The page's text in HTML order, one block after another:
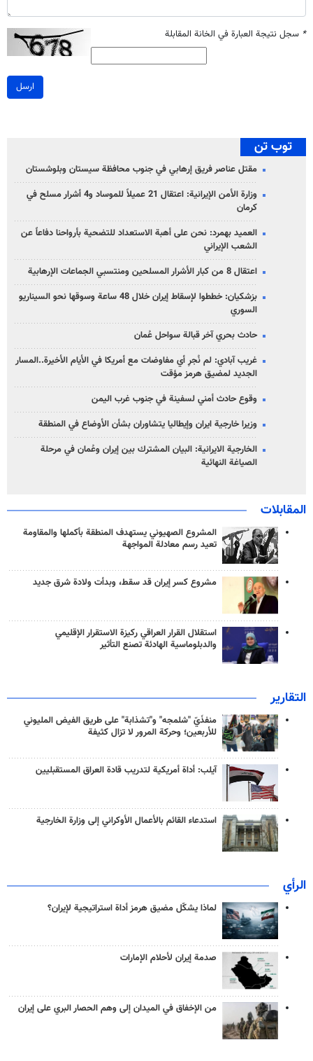
* سجل نتيجة العبارة في الخانة المقابلة
ارسل
توب تن
مقتل عناصر فريق إرهابي في جنوب محافظة سيستان وبلوشستان
وزارة الأمن الإيرانية: اعتقال 21 عميلاً للموساد و4 أشرار مسلح في
كرمان
العميد بهمرد: نحن على أهبة الاستعداد للتضحية بأرواحنا دفاعاً عن
الشعب الإيراني
اعتقال 8 من كبار الأشرار المسلحين ومنتسبي الجماعات الإرهابية
بزشكيان: خططوا لإسقاط إيران خلال 48 ساعة وسوقها نحو السيناريو
السوري
حادث بحري آخر قبالة سواحل عُمان
غريب آبادي: لم نُجرِ أي مفاوضات مع أمريكا في الأيام الأخيرة..المسار
الجديد لمضيق هرمز مؤقت
وقوع حادث أمني لسفينة في جنوب غرب اليمن
وزيرا خارجية ايران وإيطاليا يتشاوران بشأن الأوضاع في المنطقة
الخارجية الايرانية: البيان المشترك بين إيران وعُمان في مرحلة
الصياغة النهائية
المقابلات
المشروع الصهيوني يستهدف المنطقة بأكملها والمقاومة
تعيد رسم معادلة المواجهة
مشروع كسر إيران قد سقط، وبدأت ولادة شرق جديد
استقلال القرار العراقي ركيزة الاستقرار الإقليمي
والدبلوماسية الهادئة تصنع التأثير
التقارير
منفذَيّ "شلمجه" و"تشذابة" على طريق الفيض المليوني
للأربعين؛ وحركة المرور لا تزال كثيفة
آيلب: أداة أمريكية لتدريب قادة العراق المستقبليين
استدعاء القائم بالأعمال الأوكراني إلى وزارة الخارجية
الرأي
لماذا يشكّل مضيق هرمز أداة استراتيجية لإيران؟
صدمة إيران لأحلام الإمارات
من الإخفاق في الميدان إلى وهم الحصار البري على إيران